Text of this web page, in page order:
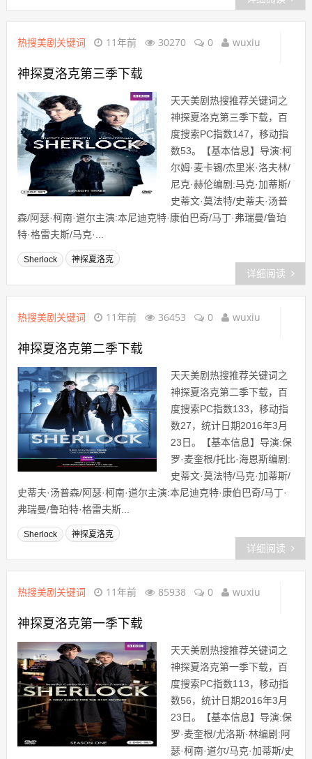
热搜美剧关键词 11年前 30270 0 wuxiu
神探夏洛克第三季下载
天天美剧热搜推荐关键词之
神探夏洛克第三季下载，百
度搜索PC指数147，移动指
数53。【基本信息】导演:柯
尔姆·麦卡锡/杰里米·洛夫林/
尼克·赫伦编剧:马克·加蒂斯/
史蒂文·莫法特/史蒂夫·汤普
森/阿瑟·柯南·道尔主演:本尼迪克特·康伯巴奇/马丁·弗瑞曼/鲁珀
特·格雷夫斯/马克·...
Sherlock 神探夏洛克
详细阅读
热搜美剧关键词 11年前 36453 0 wuxiu
神探夏洛克第二季下载
天天美剧热搜推荐关键词之
神探夏洛克第二季下载，百
度搜索PC指数133，移动指
数27，统计日期2016年3月
23日。【基本信息】导演:保
罗·麦奎根/托比·海恩斯编剧:
史蒂文·莫法特/马克·加蒂斯/
史蒂夫·汤普森/阿瑟·柯南·道尔主演:本尼迪克特·康伯巴奇/马丁·
弗瑞曼/鲁珀特·格雷夫斯...
Sherlock 神探夏洛克
详细阅读
热搜美剧关键词 11年前 85938 0 wuxiu
神探夏洛克第一季下载
天天美剧热搜推荐关键词之
神探夏洛克第一季下载，百
度搜索PC指数113，移动指
数56，统计日期2016年3月
23日。【基本信息】导演:保
罗·麦奎根/尤洛斯·林编剧:阿
瑟·柯南·道尔/马克·加蒂斯/史